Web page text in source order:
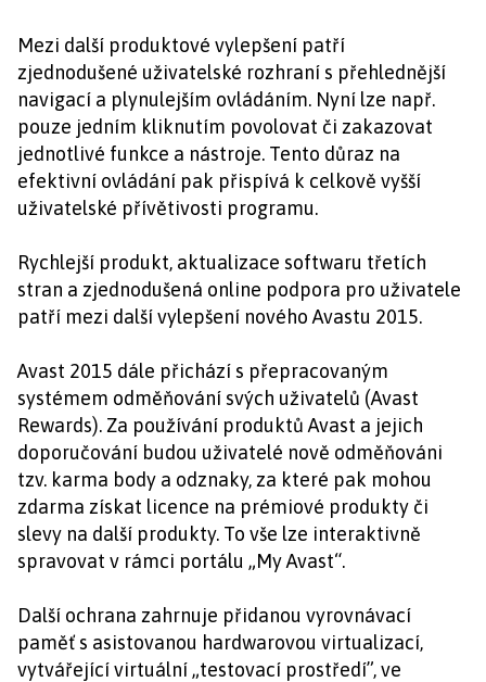
Mezi další produktové vylepšení patří
zjednodušené uživatelské rozhraní s přehlednější
navigací a plynulejším ovládáním. Nyní lze např.
pouze jedním kliknutím povolovat či zakazovat
jednotlivé funkce a nástroje. Tento důraz na
efektivní ovládání pak přispívá k celkově vyšší
uživatelské přívětivosti programu.
Rychlejší produkt, aktualizace softwaru třetích
stran a zjednodušená online podpora pro uživatele
patří mezi další vylepšení nového Avastu 2015.
Avast 2015 dále přichází s přepracovaným
systémem odměňování svých uživatelů (Avast
Rewards). Za používání produktů Avast a jejich
doporučování budou uživatelé nově odměňováni
tzv. karma body a odznaky, za které pak mohou
zdarma získat licence na prémiové produkty či
slevy na další produkty. To vše lze interaktivně
spravovat v rámci portálu „My Avast“.
Další ochrana zahrnuje přidanou vyrovnávací
paměť s asistovanou hardwarovou virtualizací,
vytvářející virtuální „testovací prostředí”, ve